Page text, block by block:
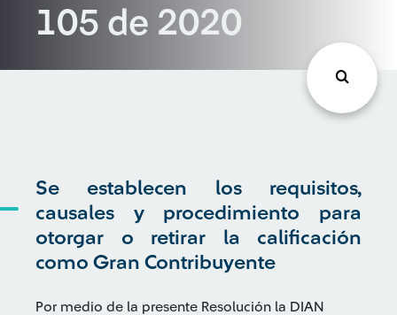
105 de 2020
Se establecen los requisitos,
causales y procedimiento para
otorgar o retirar la calificación
como Gran Contribuyente
Por medio de la presente Resolución la DIAN